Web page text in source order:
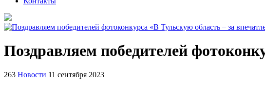
Поздравляем победителей
263 Новости 11 сентября 2023